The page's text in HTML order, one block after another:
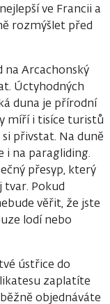
ve Francii a
rozmýšlet před
na Arcachonský
Úctyhodných
duna je přírodní
míří i tisíce turistů
přivstat. Na duně
i na paragliding.
přesyp, který
tvar. Pokud
věřit, že jste
lodí nebo
ústřice do
zaplatíte
objednáváte